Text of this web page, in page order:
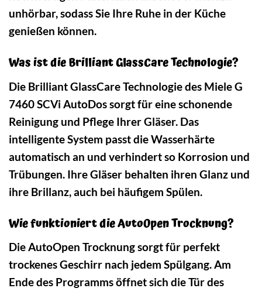
unhörbar, sodass Sie Ihre Ruhe in der Küche
genießen können.
Was ist die Brilliant GlassCare Technologie?
Die Brilliant GlassCare Technologie des Miele G
7460 SCVi AutoDos sorgt für eine schonende
Reinigung und Pflege Ihrer Gläser. Das
intelligente System passt die Wasserhärte
automatisch an und verhindert so Korrosion und
Trübungen. Ihre Gläser behalten ihren Glanz und
ihre Brillanz, auch bei häufigem Spülen.
Wie funktioniert die AutoOpen Trocknung?
Die AutoOpen Trocknung sorgt für perfekt
trockenes Geschirr nach jedem Spülgang. Am
Ende des Programms öffnet sich die Tür des